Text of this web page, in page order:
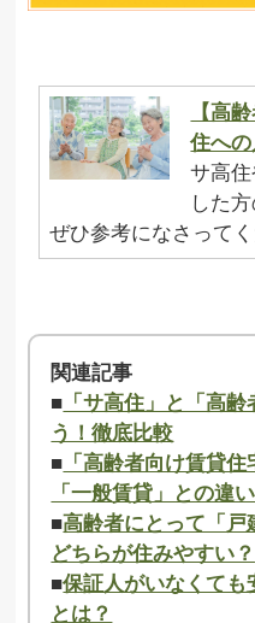
【高
住への
サ高
した
ぜひ参考になさってく
関連記事
■ 「サ高住」と「高
う！徹底比較
■ 「高齢者向け賃貸
「一般賃貸」との違
■高齢者にとって「戸
どちらが住みやすい？
■保証人がいなくて
とは？